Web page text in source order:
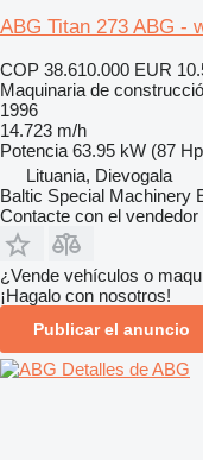
ABG Titan 273 ABG -
COP 38.610.000 EUR
Maquinaria de
1996
14.723 m/h
Potencia 63.95 kW (87
Lituania, Dievogala
Baltic Special Machinery
Contacte con el vendedor
¿Vende vehículos o
¡Hagalo con nosotros!
Publicar el anuncio
Detalles de ABG